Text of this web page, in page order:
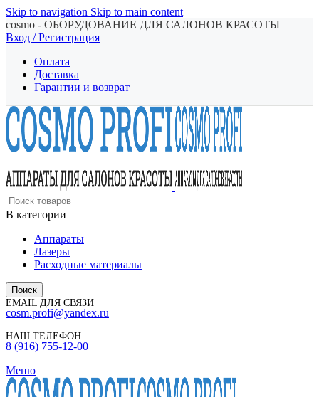
Skip to navigation Skip to main content
cosmo - ОБОРУДОВАНИЕ ДЛЯ САЛОНОВ КРАСОТЫ
Вход / Регистрация
Оплата
Доставка
Гарантии и возврат
В категории
Аппараты
Лазеры
Расходные материалы
Поиск
EMAIL ДЛЯ СВЯЗИ
cosm.profi@yandex.ru
НАШ ТЕЛЕФОН
8 (916) 755-12-00
Меню